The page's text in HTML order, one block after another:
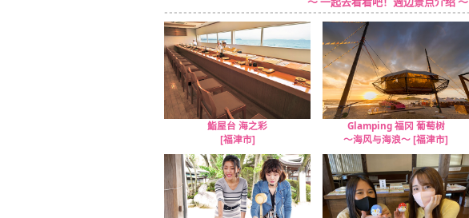
鮨屋台 海之彩
[福津市]
Glamping 福冈 葡萄树
～海风与海浪～ [福津市]